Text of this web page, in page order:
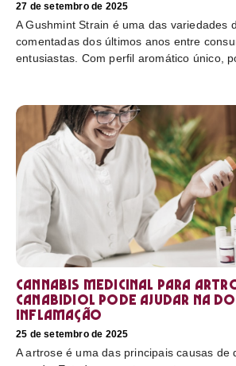
27 de setembro de 2025
A Gushmint Strain é uma das variedades
comentadas dos últimos anos entre
entusiastas. Com perfil aromático único,
Cannabis medicinal para
canabidiol pode ajudar na
inflamação
25 de setembro de 2025
A artrose é uma das principais causas de